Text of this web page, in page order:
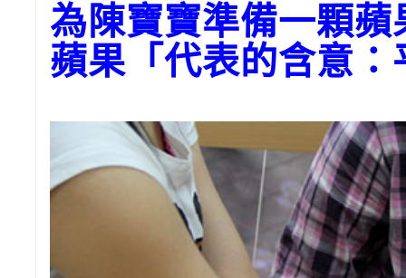
為陳寶寶準備一顆蘋
蘋果「代表的含意：